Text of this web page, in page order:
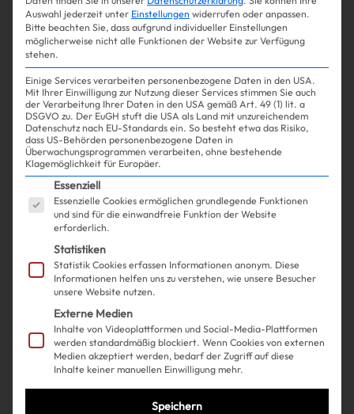
Shopping Fashion| 25.10.2024
Sweet Suede: Das ist der
Überraschungs-Trend-Sneaker
Mehr lesen
Auswahl jederzeit unter Einstellungen widerrufen oder anpassen.
Bitte beachten Sie, dass aufgrund individueller Einstellungen
möglicherweise nicht alle Funktionen der Website zur Verfügung
stehen.
Einige Services verarbeiten personenbezogene Daten in den USA.
Mit Ihrer Einwilligung zur Nutzung dieser Services stimmen Sie auch
der Verarbeitung Ihrer Daten in den USA gemäß Art. 49 (1) lit. a
DSGVO zu. Der EuGH stuft die USA als Land mit unzureichendem
Datenschutz nach EU-Standards ein. So besteht etwa das Risiko,
dass US-Behörden personenbezogene Daten in
Überwachungsprogrammen verarbeiten, ohne bestehende
Klagemöglichkeit für Europäer.
Es folgt eine Liste der Service-Gruppen, für die
Essenziell
Essenzielle Cookies ermöglichen grundlegende Funktionen
und sind für die einwandfreie Funktion der Website
erforderlich.
Statistiken
Statistik Cookies erfassen Informationen anonym. Diese
Informationen helfen uns zu verstehen, wie unsere Besucher
unsere Website nutzen.
Externe Medien
Inhalte von Videoplattformen und Social-Media-Plattformen
werden standardmäßig blockiert. Wenn Cookies von externen
Medien akzeptiert werden, bedarf der Zugriff auf diese
Inhalte keiner manuellen Einwilligung mehr.
Speichern